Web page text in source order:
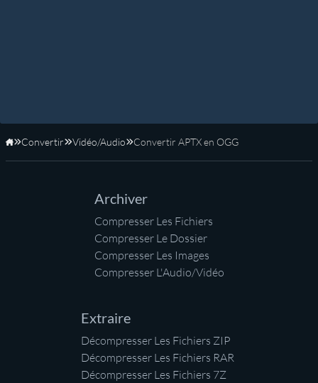
Accueil
Convertir Vidéo/Audio Convertir APTX en OGG
Archiver
Compresser Les Fichiers
Compresser Le Dossier
Compresser Les Images
Compresser L'Audio/Vidéo
Extraire
Décompresser Les Fichiers ZIP
Décompresser Les Fichiers RAR
Décompresser Les Fichiers 7Z